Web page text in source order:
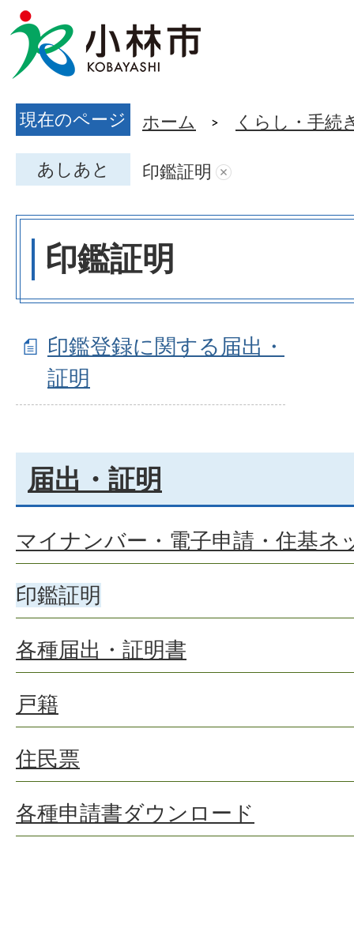
現在のページ ホーム くらし・手続
あしあと 印鑑証明
印鑑証明
印鑑登録に関する届出・
証明
届出・証明
マイナンバー・電子申請・住基ネ
印鑑証明
各種届出・証明書
戸籍
住民票
各種申請書ダウンロード